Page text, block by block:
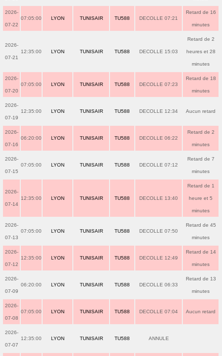
2026-
07-22
07:05:00 LYON TUNISAIR TU588 DECOLLE 07:21
Retard de 16
minutes
2026-
07-21
12:35:00 LYON TUNISAIR TU588 DECOLLE 15:03
Retard de 2
heures et 28
minutes
2026-
07-20
07:05:00 LYON TUNISAIR TU588 DECOLLE 07:23
Retard de 18
minutes
2026-
07-19
12:35:00 LYON TUNISAIR TU588 DECOLLE 12:34 Aucun retard
2026-
07-16
06:20:00 LYON TUNISAIR TU588 DECOLLE 06:22
Retard de 2
minutes
2026-
07-15
07:05:00 LYON TUNISAIR TU588 DECOLLE 07:12
Retard de 7
minutes
2026-
07-14
12:35:00 LYON TUNISAIR TU588 DECOLLE 13:40
Retard de 1
heure et 5
minutes
2026-
07-13
07:05:00 LYON TUNISAIR TU588 DECOLLE 07:50
Retard de 45
minutes
2026-
07-12
12:35:00 LYON TUNISAIR TU588 DECOLLE 12:49
Retard de 14
minutes
2026-
07-09
06:20:00 LYON TUNISAIR TU588 DECOLLE 06:33
Retard de 13
minutes
2026-
07-08
07:05:00 LYON TUNISAIR TU588 DECOLLE 07:04 Aucun retard
2026-
07-07
12:35:00 LYON TUNISAIR TU588 ANNULE